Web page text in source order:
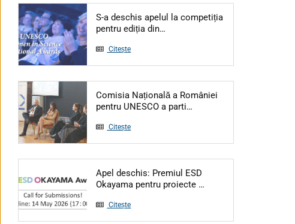
S-a deschis apelul la competiția
pentru ediția din…
Citește
Comisia Națională a României
pentru UNESCO a parti…
Citește
Apel deschis: Premiul ESD
Okayama pentru proiecte …
Citește